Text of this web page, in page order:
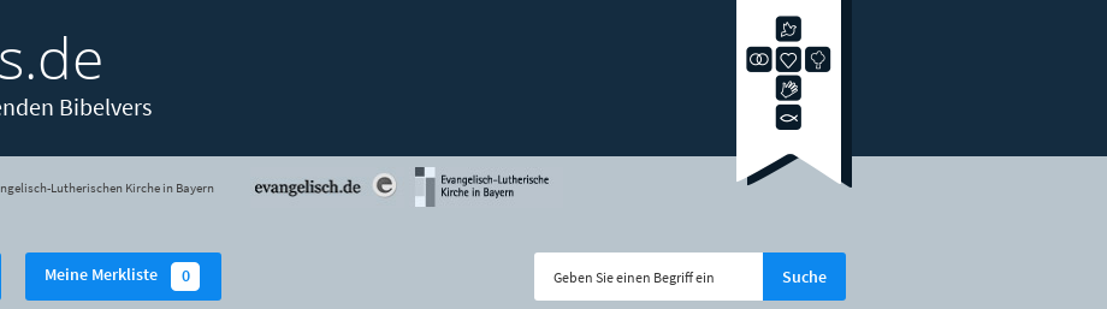
Bibelvers
Lutherischen Kirche in Bayern
Meine Merkliste 0